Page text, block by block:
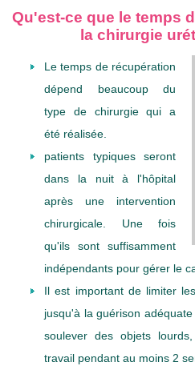
Qu'est-ce que le temps
la chirurgie
Le temps de récupération
dépend beaucoup du
type de chirurgie qui a
été réalisée.
patients typiques seront
dans la nuit à l'hôpital
après une intervention
chirurgicale. Une fois
qu'ils sont suffisamment
indépendants pour gérer le
Il est important de limiter
jusqu'à la guérison
soulever des objets
travail pendant au moins 2